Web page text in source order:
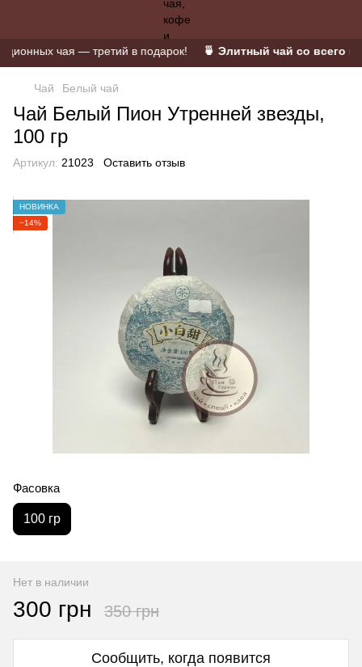
чая — третий в подарок! 🍵 Элитный чай со всего
Чай Белый чай
Чай Белый Пион Утренней звезды,
100 гр
Артикул: 21023 Оставить отзыв
НОВИНКА
−14%
Фасовка
100 гр
Нет в наличии
300 грн 350 грн
Сообщить, когда появится